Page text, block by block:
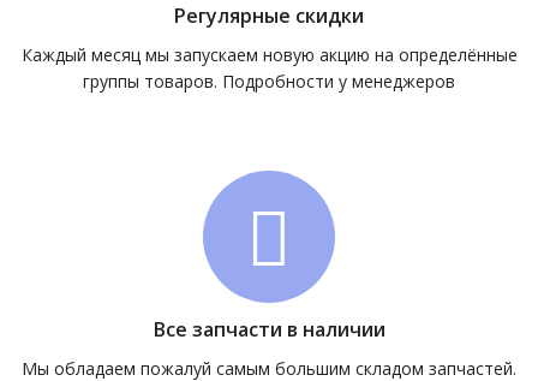
Регулярные скидки
Каждый месяц мы запускаем новую акцию на определённые
группы товаров. Подробности у менеджеров
Все запчасти в наличии
Мы обладаем пожалуй самым большим складом запчастей.